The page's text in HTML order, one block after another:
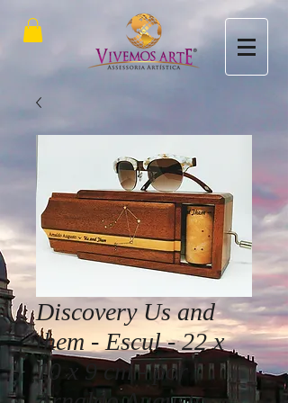
Discovery Us and
them - Escul - 22 x
10 x 9 cm - por